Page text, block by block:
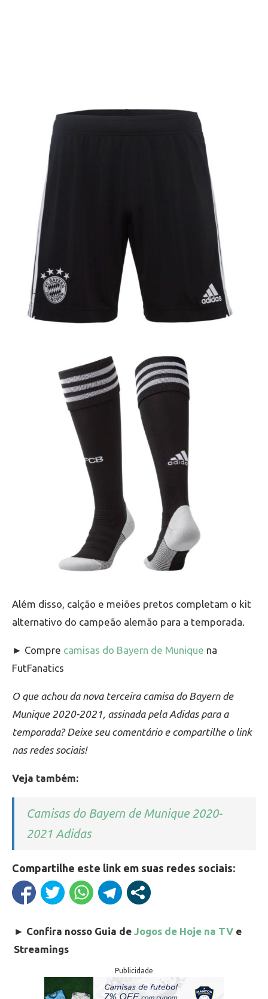
Além disso, calção e meiões pretos completam o kit
alternativo do campeão alemão para a temporada.
► Compre camisas do Bayern de Munique na
FutFanatics
O que achou da nova terceira camisa do Bayern de
Munique 2020-2021, assinada pela Adidas para a
temporada? Deixe seu comentário e compartilhe o link
nas redes sociais!
Veja também:
Camisas do Bayern de Munique 2020-
2021 Adidas
Compartilhe este link em suas redes sociais:
► Confira nosso Guia de Jogos de Hoje na TV e
Streamings
Publicidade